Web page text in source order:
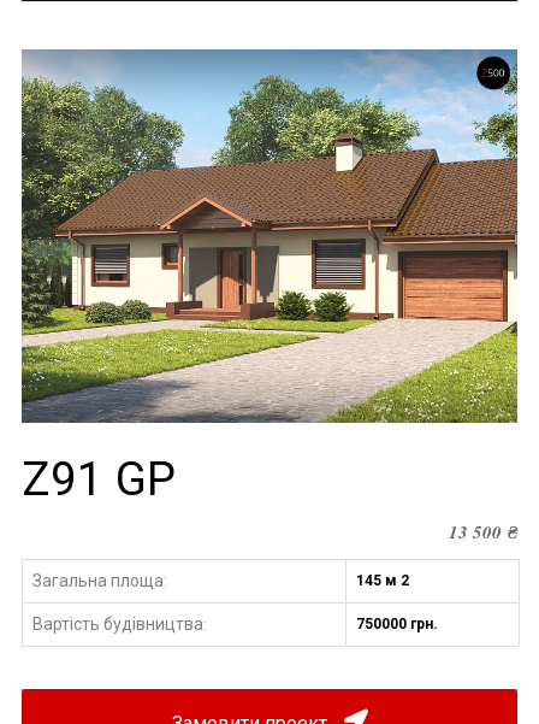
Z91 GP
13 500₴
Загальна площа: 145 м 2
Вартість будівництва: 750000 грн.